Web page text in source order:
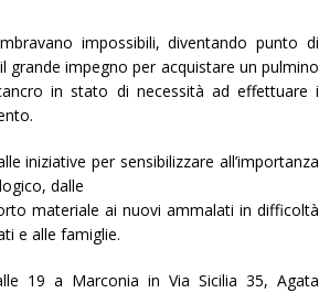
impossibili, diventando punto di
impegno per acquistare un pulmino
in stato di necessità ad effettuare i
iniziative per sensibilizzare all’importanza
dalle
materiale ai nuovi ammalati in difficoltà
e alle famiglie.
19 a Marconia in Via Sicilia 35, Agata